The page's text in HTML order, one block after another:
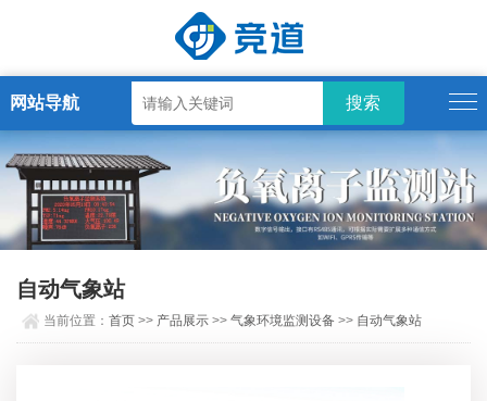
网站导航
自动气象站
当前位置：首页 >> 产品展示 >>气象环境监测设备 >> 自动气象站